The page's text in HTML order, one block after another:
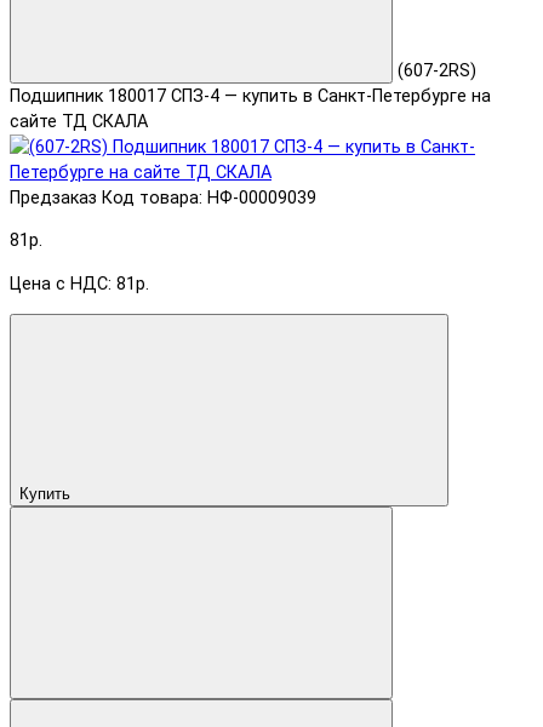
(607-2RS)
Подшипник 180017 СПЗ-4 — купить в Санкт-Петербурге на
сайте ТД СКАЛА
Предзаказ Код товара: НФ-00009039
81р.
Цена с НДС: 81р.
Купить